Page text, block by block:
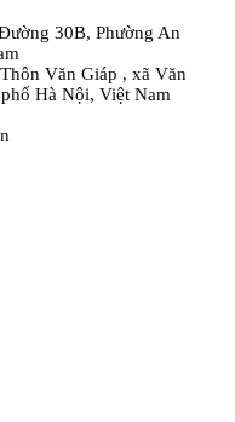
30B, Phường An
Văn Giáp , xã Văn
Hà Nội, Việt Nam